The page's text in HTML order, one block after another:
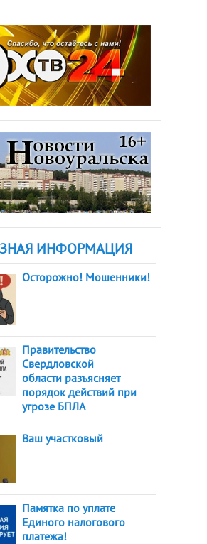
ИНФОРМАЦИЯ
Осторожно! Мошенники!
Правительство
Свердловской
области разъясняет
порядок действий при
угрозе БПЛА
Ваш участковый
Памятка по уплате
Единого налогового
платежа!